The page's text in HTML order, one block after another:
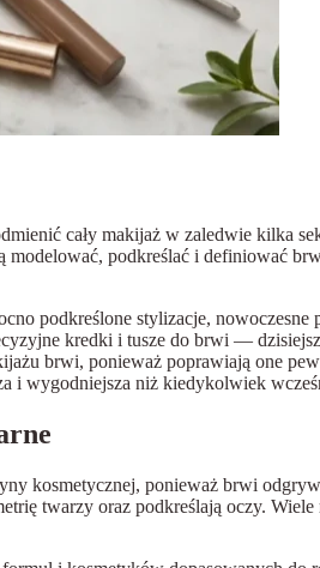
cały makijaż w zaledwie kilka
modelować, podkreślać i definiować
podkreślone stylizacje,
kredki i tusze do brwi —
brwi, ponieważ poprawiają one
i wygodniejsza niż kiedykolwiek
kosmetycznej, ponieważ brwi
twarzy oraz podkreślają oczy.